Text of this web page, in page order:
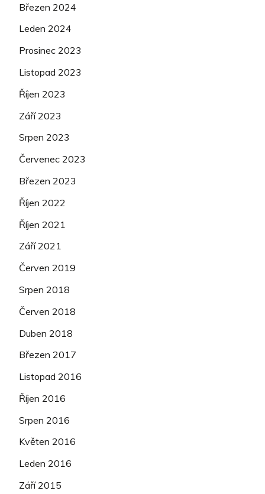
Březen 2024
Leden 2024
Prosinec 2023
Listopad 2023
Říjen 2023
Září 2023
Srpen 2023
Červenec 2023
Březen 2023
Říjen 2022
Říjen 2021
Září 2021
Červen 2019
Srpen 2018
Červen 2018
Duben 2018
Březen 2017
Listopad 2016
Říjen 2016
Srpen 2016
Květen 2016
Leden 2016
Září 2015